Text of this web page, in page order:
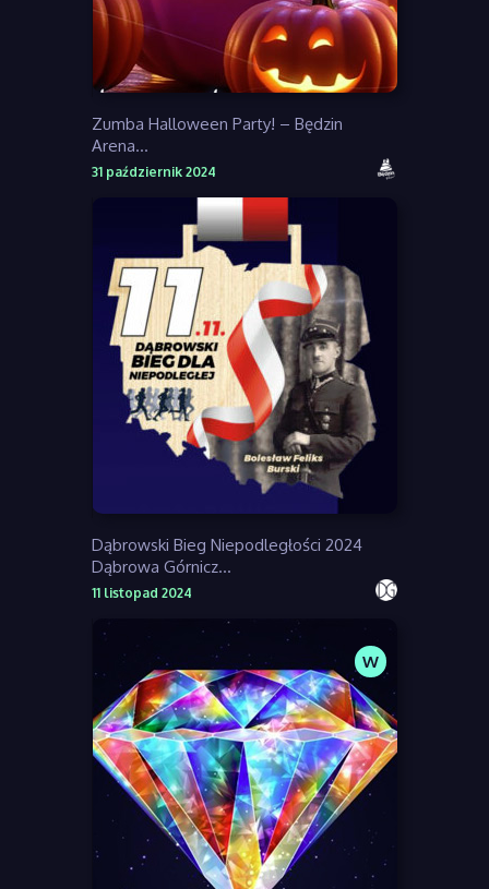
Zumba Halloween Party! – Będzin
Arena...
31 październik 2024
Dąbrowski Bieg Niepodległości 2024
Dąbrowa Górnicz...
11 listopad 2024
W